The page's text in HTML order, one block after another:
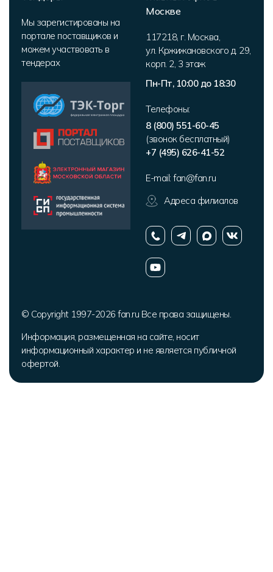
Мы зарегистированы на
портале поставщиков и
можем участвовать в
тендерах
Москве
117218, г. Москва,
ул. Кржижановского д. 29,
корп. 2, 3 этаж
Пн-Пт, 10:00 до 18:30
Телефоны:
8 (800) 551-60-45
(звонок бесплатный)
+7 (495) 626-41-52
E-mail: fan@fan.ru
Адреса филиалов
© Copyright 1997-2026 fan.ru Все права защищены.
Информация, размещенная на сайте, носит
информационный характер и не является публичной
офертой.